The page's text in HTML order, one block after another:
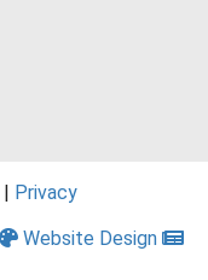
| Privacy
Website Design